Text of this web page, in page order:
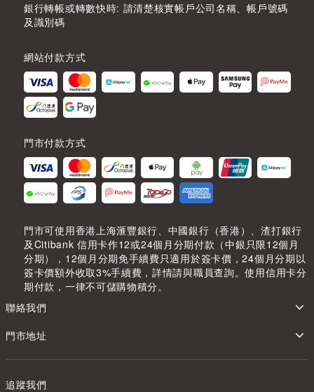
銀行轉帳或轉數快時: 請清楚核實帳戶公司名稱、帳戶號碼
及識別碼
網站付款方式
門市付款方式
門市可使用香港上海滙豐銀行、中國銀行（香港）、渣打銀行
及Citibank 信用卡作12或24個月分期付款（中銀只限12個月
分期），12個月分期免手續費只適用於簽卡價，24個月分期以
簽卡價額外收取3%手續費，詳情請與職員查詢。使用信用卡分
期付款，一律不可儲購物積分。
聯絡我們
門市地址
追蹤我們